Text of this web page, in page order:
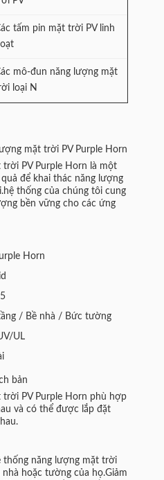
tấm pin mặt trời PV linh
mô-đun năng lượng mặt
loại N
mặt trời PV Purple Horn
PV Purple Horn là một
để khai thác năng lượng
thống của chúng tôi cung
bền vững cho các ứng
Horn
/ Bề nhà / Bức tường
UL
bản
trời PV Purple Horn phù hợp
và có thể được lắp đặt
thống năng lượng mặt trời
hoặc tường của họ.Giảm